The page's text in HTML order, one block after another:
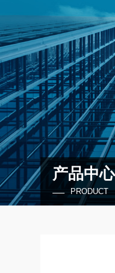
产品中心
PRODUCT